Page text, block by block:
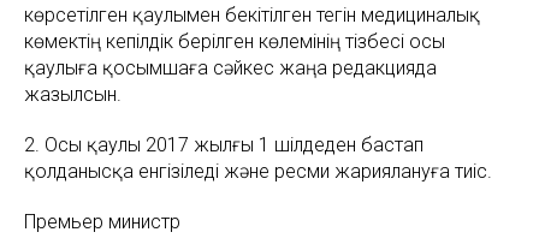
көрсетілген қаулымен бекітілген тегін медициналық
көмектің кепілдік берілген көлемінің тізбесі осы
қаулыға қосымшаға сәйкес жаңа редакцияда
жазылсын.
2. Осы қаулы 2017 жылғы 1 шілдеден бастап
қолданысқа енгізіледі және ресми жариялануға тиіс.
Премьер министр